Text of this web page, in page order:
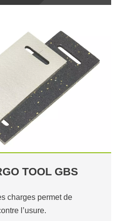
TOOL GBS
charges permet de
l’usure.